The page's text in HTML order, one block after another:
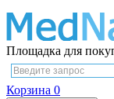
Площадка для
Корзина 0